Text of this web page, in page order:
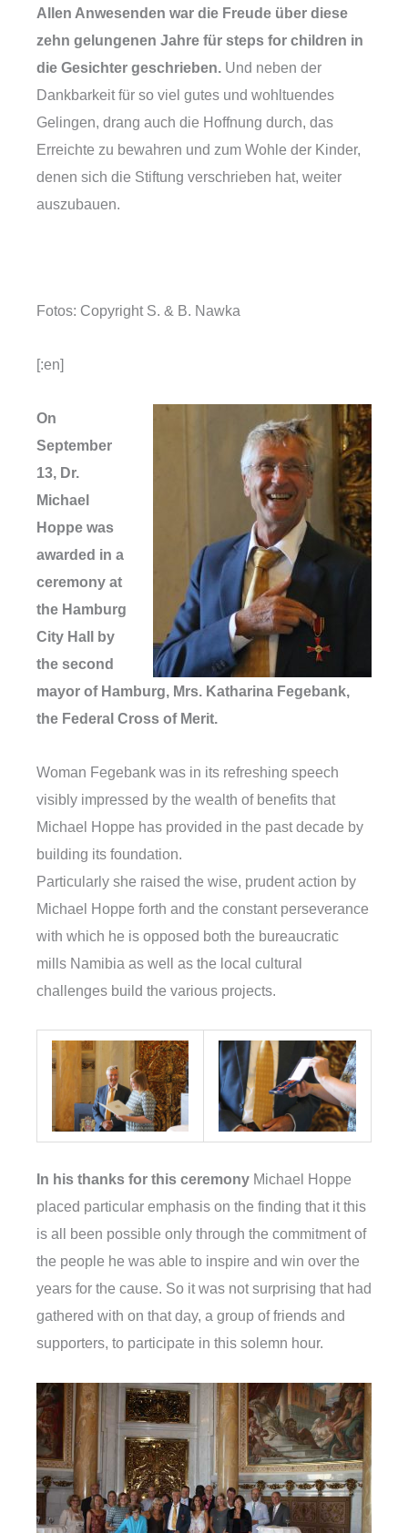
Allen Anwesenden war die Freude über diese
zehn gelungenen Jahre für steps for children in
die Gesichter geschrieben. Und neben der
Dankbarkeit für so viel gutes und wohltuendes
Gelingen, drang auch die Hoffnung durch, das
Erreichte zu bewahren und zum Wohle der Kinder,
denen sich die Stiftung verschrieben hat, weiter
auszubauen.
Fotos: Copyright S. & B. Nawka
[:en]
On
September
13, Dr.
Michael
Hoppe was
awarded in a
ceremony at
the Hamburg
City Hall by
the second
mayor of Hamburg, Mrs. Katharina Fegebank,
the Federal Cross of Merit.
Woman Fegebank was in its refreshing speech
visibly impressed by the wealth of benefits that
Michael Hoppe has provided in the past decade by
building its foundation.
Particularly she raised the wise, prudent action by
Michael Hoppe forth and the constant perseverance
with which he is opposed both the bureaucratic
mills Namibia as well as the local cultural
challenges build the various projects.
In his thanks for this ceremony Michael Hoppe
placed particular emphasis on the finding that it this
is all been possible only through the commitment of
the people he was able to inspire and win over the
years for the cause. So it was not surprising that had
gathered with on that day, a group of friends and
supporters, to participate in this solemn hour.